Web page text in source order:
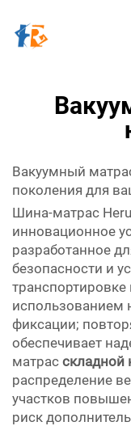
Вакуумный
поколения для
Шина-матрас
инновационное
разработанное
безопасности и
использованием
фиксации;
обеспечивает
матрас складной
распределение
участков
риск